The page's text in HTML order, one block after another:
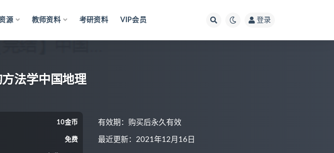
源 教师资料 考研资料 VIP会员 登录
法学中国地理
10金币
免费
有效期：购买后永久有效
最近更新：2021年12月16日